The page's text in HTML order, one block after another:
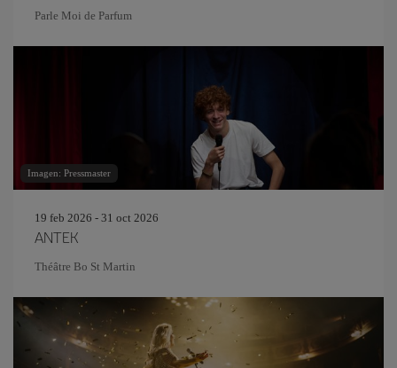
Parle Moi de Parfum
Imagen: Pressmaster
19 feb 2026 - 31 oct 2026
ANTEK
Théâtre Bo St Martin